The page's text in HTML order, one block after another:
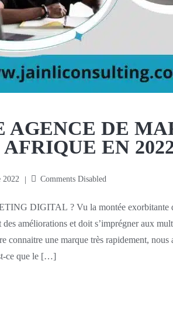
AGENCE DE
EN
2022 Comments Disabled
DIGITAL ? Vu la montée exorbitante
des améliorations et doit s’imprégner aux
connaitre une marque très rapidement,
ce que le […]